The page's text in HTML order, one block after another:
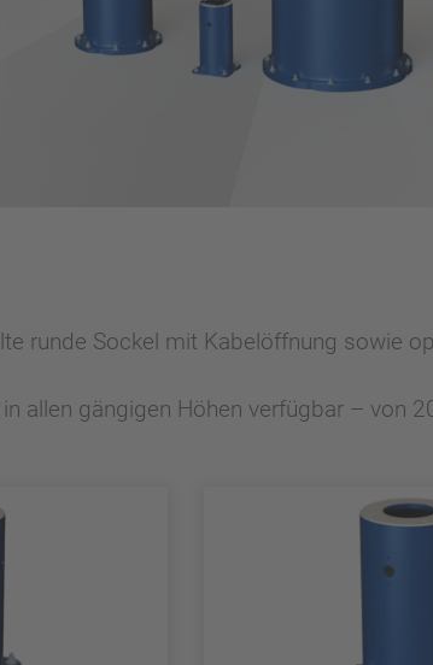
runde Sockel mit Kabelöffnung sowie
allen gängigen Höhen verfügbar – von